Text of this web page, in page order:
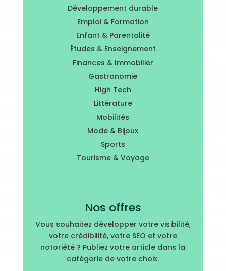
Développement durable
Emploi & Formation
Enfant & Parentalité
Études & Enseignement
Finances & Immobilier
Gastronomie
High Tech
Littérature
Mobilités
Mode & Bijoux
Sports
Tourisme & Voyage
Nos offres
Vous souhaitez développer votre visibilité,
votre crédibilité, votre SEO et votre
notoriété ? Publiez votre article dans la
catégorie de votre choix.